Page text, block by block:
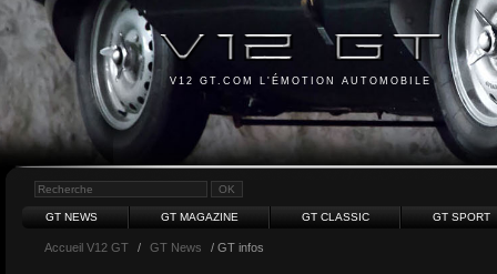
V12 GT.COM L'ÉMOTION AUTOMOBILE
GT NEWS GT MAGAZINE GT CLASSIC GT SPORT
Accueil V12 GT / GT News / GT infos